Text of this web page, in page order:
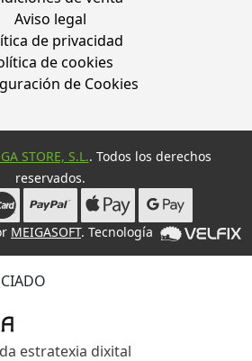
Aviso legal
de privacidad
de cookies
de Cookies
STORE, S.L.. Todos los derechos
reservados.
MEIGASOFT. Tecnología
estratexia dixital